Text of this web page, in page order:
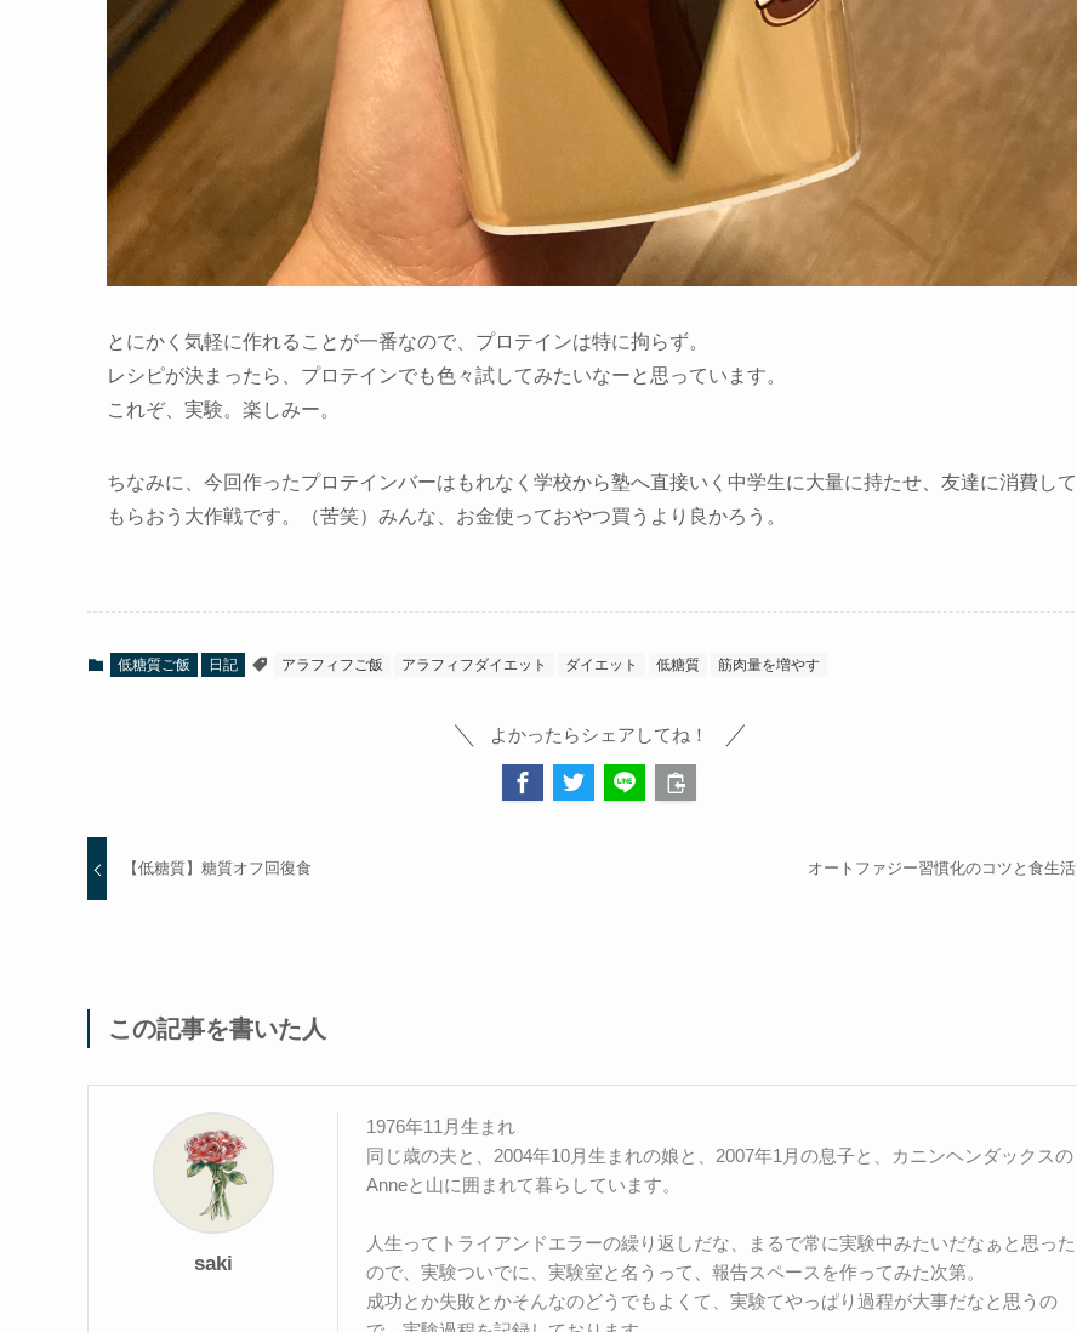
とにかく気軽に作れることが一番なので、プロテインは特に拘らず。
レシピが決まったら、プロテインでも色々試してみたいなーと思っています。
これぞ、実験。楽しみー。
ちなみに、今回作ったプロテインバーはもれなく学校から塾へ直接いく中学生に大量に持たせ、友達に消費して
もらおう大作戦です。（苦笑）みんな、お金使っておやつ買うより良かろう。
低糖質ご飯 日記 アラフィフご飯 アラフィフダイエット ダイエット 低糖質 筋肉量を増やす
よかったらシェアしてね！
【低糖質】糖質オフ回復食 オートファジー習慣化のコツと食生活
この記事を書いた人
saki
1976年11月生まれ
同じ歳の夫と、2004年10月生まれの娘と、2007年1月の息子と、カニンヘンダックスの
Anneと山に囲まれて暮らしています。
人生ってトライアンドエラーの繰り返しだな、まるで常に実験中みたいだなぁと思った
ので、実験ついでに、実験室と名うって、報告スペースを作ってみた次第。
成功とか失敗とかそんなのどうでもよくて、実験てやっぱり過程が大事だなと思うの